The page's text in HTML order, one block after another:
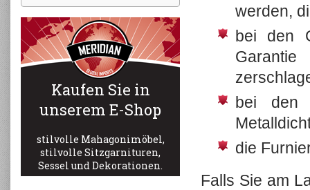
Truhen und Koffer
TV-Kabinetts
Stühle
Tinsmith Collection
Bloom Collection
Cottage Collection
Lighting Collection
Mirror Collection
Accessories Collection
Kaufen Sie in
unserem E-Shop
stilvolle Mahagonimöbel,
stilvolle Sitzgarnituren,
Sessel und Dekorationen.
werden,
bei den
bei den
die
Falls Sie am